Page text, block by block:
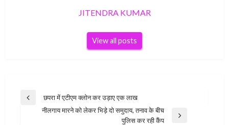
JITENDRA KUMAR
View all posts
Post
navigation
Previous
छपरा में एटीएम क्लोन कर उड़ाए एक लाख
नीलगाय मारने को लेकर भिड़े दो समुदाय, तनाव के बीच
पुलिस कर रही कैंप